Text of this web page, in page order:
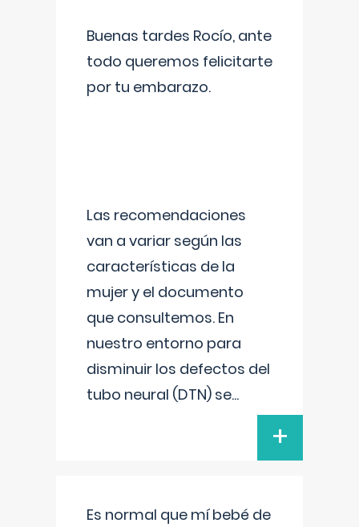
Buenas tardes Rocío, ante
todo queremos felicitarte
por tu embarazo.
Las recomendaciones
van a variar según las
características de la
mujer y el documento
que consultemos. En
nuestro entorno para
disminuir los defectos del
tubo neural (DTN) se...
+
Es normal que mí bebé de